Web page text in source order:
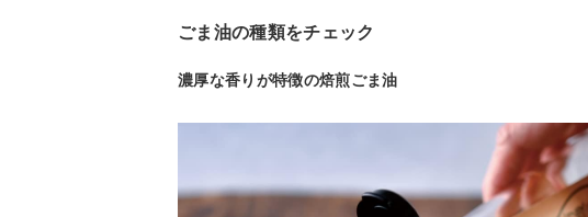
ごま油の種類をチェック
濃厚な香りが特徴の焙煎ごま油